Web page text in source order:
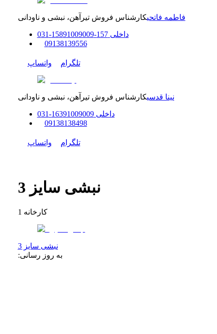
نبشی سایز 3
1 کارخانه
نبشی سایز 3
به روز رسانی:
فاطمه فاتحیکارشناس فروش تیرآهن، نبشی و ناودانی
داخلی157-158
91009009
-
031
09138139556
تلگرام واتساپ
نینا قدسیکارشناس فروش تیرآهن، نبشی و ناودانی
داخلی 16391009009
-
031
09138138498
تلگرام واتساپ